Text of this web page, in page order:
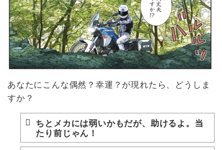
あなたにこんな偶然？幸運？が現れたら、どうしま
すか？
ちとメカには弱いかもだが、助けるよ。当
たり前じゃん！